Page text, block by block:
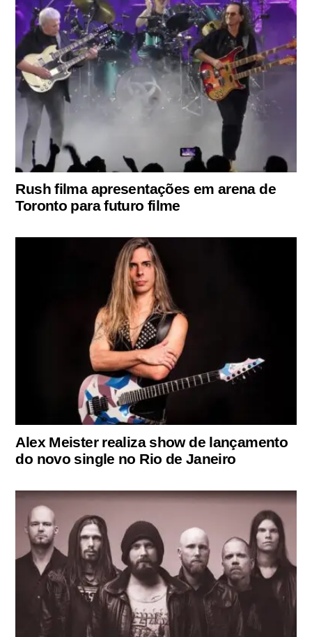
Rush filma apresentações em arena de
Toronto para futuro filme
Alex Meister realiza show de lançamento
do novo single no Rio de Janeiro